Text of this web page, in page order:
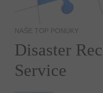
NAŠE TOP PONUKY
Disaster
Service